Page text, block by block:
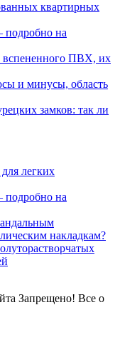
квартирных
на
вспененного ПВХ, их
и минусы, область
замков: так ли
легких
на
накладкам?
Запрещено! Все о